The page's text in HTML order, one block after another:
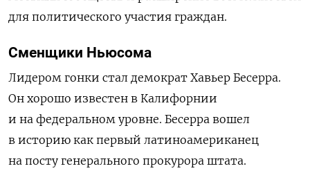
для политического участия граждан.
Сменщики Ньюсома
Лидером гонки стал демократ Хавьер Бесерра.
Он хорошо известен в Калифорнии
и на федеральном уровне. Бесерра вошел
в историю как первый латиноамериканец
на посту генерального прокурора штата.